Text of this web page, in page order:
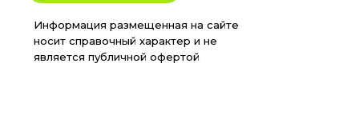
Информация размещенная на сайте
носит справочный характер и не
является публичной офертой